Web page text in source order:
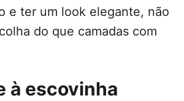
e ter um look elegante, não
do que camadas com
à escovinha